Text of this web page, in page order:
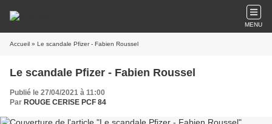
MENU
Accueil » Le scandale Pfizer - Fabien Roussel
Le scandale Pfizer - Fabien Roussel
Publié le 27/04/2021 à 11:00
Par ROUGE CERISE PCF 84